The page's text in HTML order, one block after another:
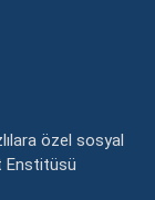
özel sosyal
Enstitüsü